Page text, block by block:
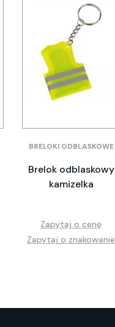
BRELOKI ODBLASKOWE
Brelok odblaskowy
kamizelka
Zapytaj o cenę
Zapytaj o znakowanie